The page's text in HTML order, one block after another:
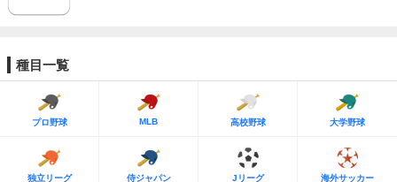
種目一覧
プロ野球 MLB 高校野球 大学野球
独立リーグ 侍ジャパン Jリーグ 海外サッカー